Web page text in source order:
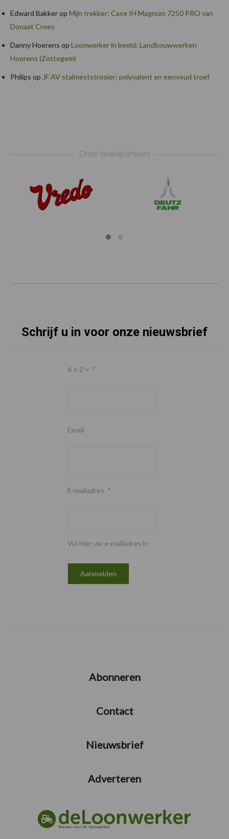
Edward Bakkerop Mijn trekker: Case IH Magnum 7250 PRO van
Donaat Croes
Danny Hoerens op Loonwerker in beeld: Landbouwwerken
Hoerens (Zottegem)
Philips op JF AV stalmeststrooier: polyvalent en eenvoud troef
Onze brandpartners
Schrijf u in voor onze nieuwsbrief
6 + 2 = *
Email
E-mailadres *
Vul hier uw e-mailadres in
Abonneren
Contact
Nieuwsbrief
Adverteren